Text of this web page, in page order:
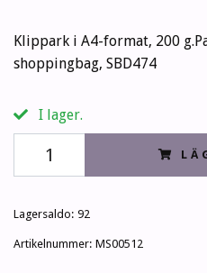
Klippark i A4-format, 200
shoppingbag, SBD474
I lager.
Lagersaldo: 92
Artikelnummer: MS00512